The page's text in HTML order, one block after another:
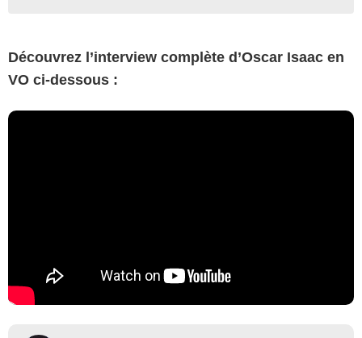
Découvrez l’interview complète d’Oscar Isaac en
VO ci-dessous :